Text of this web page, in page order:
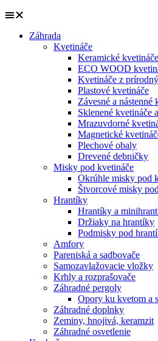
Záhrada
Kvetináče
Keramické kvetináče
ECO WOOD
Kvetináče z
Plastové kvetináče
Závesné a nástenné
Sklenené kvetináče
Mrazuvdorné
Magnetické
Plechové obaly
Drevené debničky
Misky pod kvetináče
Okrúhle misky pod
Štvorcové misky
Hrantíky
Hrantíky a
Držiaky na hrantíky
Podmisky pod
Amfory
Pareniská a sadbovače
Samozavlažovacie vložky
Krhly a rozprašovače
Záhradné pergoly
Opory ku kvetom a
Záhradné doplnky
Zeminy, hnojivá, keramzit
Záhradné osvetlenie